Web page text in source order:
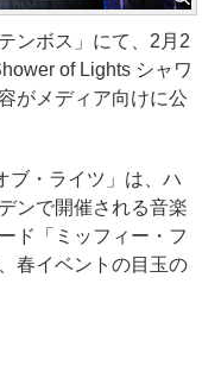
ンボス」にて、2月2
of Lights シャワ
がメディア向けに公
・ライツ」は、ハ
ンで開催される音楽
ド「ミッフィー・フ
春イベントの目玉の